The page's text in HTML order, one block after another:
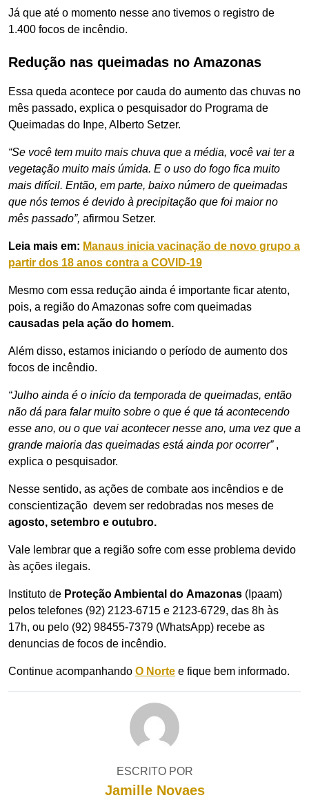
Já que até o momento nesse ano tivemos o registro de
1.400 focos de incêndio.
Redução nas queimadas no Amazonas
Essa queda acontece por cauda do aumento das chuvas no
mês passado, explica o pesquisador do Programa de
Queimadas do Inpe, Alberto Setzer.
“Se você tem muito mais chuva que a média, você vai ter a
vegetação muito mais úmida. E o uso do fogo fica muito
mais difícil. Então, em parte, baixo número de queimadas
que nós temos é devido à precipitação que foi maior no
mês passado”, afirmou Setzer.
Leia mais em: Manaus inicia vacinação de novo grupo a
partir dos 18 anos contra a COVID-19
Mesmo com essa redução ainda é importante ficar atento,
pois, a região do Amazonas sofre com queimadas
causadas pela ação do homem.
Além disso, estamos iniciando o período de aumento dos
focos de incêndio.
“Julho ainda é o início da temporada de queimadas, então
não dá para falar muito sobre o que é que tá acontecendo
esse ano, ou o que vai acontecer nesse ano, uma vez que a
grande maioria das queimadas está ainda por ocorrer”,
explica o pesquisador.
Nesse sentido, as ações de combate aos incêndios e de
conscientização devem ser redobradas nos meses de
agosto, setembro e outubro.
Vale lembrar que a região sofre com esse problema devido
às ações ilegais.
Instituto de Proteção Ambiental do Amazonas (Ipaam)
pelos telefones (92) 2123-6715 e 2123-6729, das 8h às
17h, ou pelo (92) 98455-7379 (WhatsApp) recebe as
denuncias de focos de incêndio.
Continue acompanhando O Norte e fique bem informado.
ESCRITO POR
Jamille Novaes